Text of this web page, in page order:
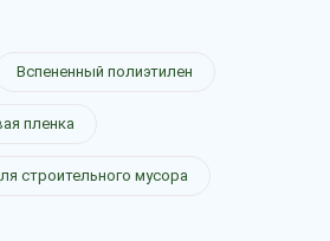
Вспененный полиэтилен
пленка
строительного мусора